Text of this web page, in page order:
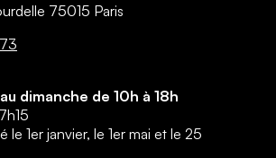
75015 Paris
dimanche de 10h à 18h
le 1er janvier, le 1er mai et le 25